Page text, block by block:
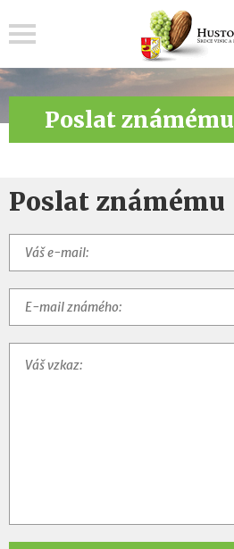
Poslat známému
Poslat známému